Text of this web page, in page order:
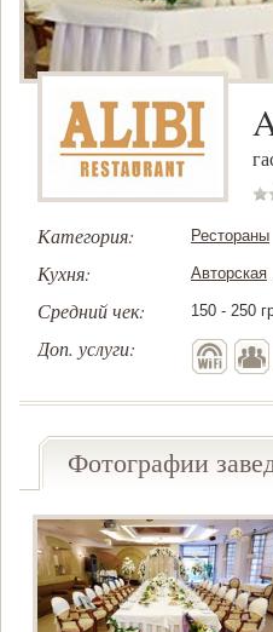
Категория: Рестораны
Кухня: Авторская
Средний чек: 150 - 250
Доп. услуги:
Фотографии